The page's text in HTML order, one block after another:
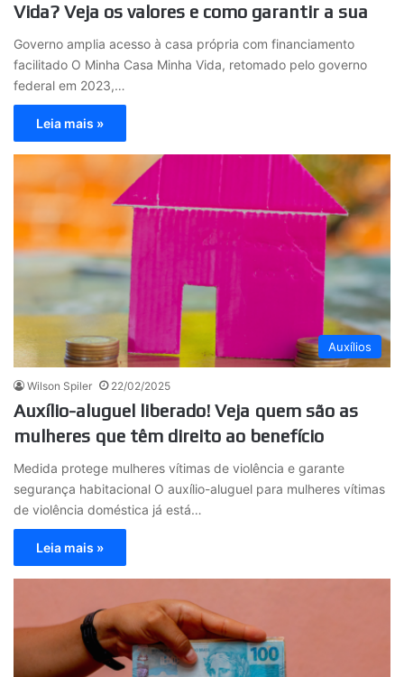
Vida? Veja os valores e como garantir a sua
Governo amplia acesso à casa própria com financiamento
facilitado O Minha Casa Minha Vida, retomado pelo governo
federal em 2023,…
Leia mais »
Auxílios
Wilson Spiler 22/02/2025
Auxílio-aluguel liberado! Veja quem são as
mulheres que têm direito ao benefício
Medida protege mulheres vítimas de violência e garante
segurança habitacional O auxílio-aluguel para mulheres vítimas
de violência doméstica já está…
Leia mais »